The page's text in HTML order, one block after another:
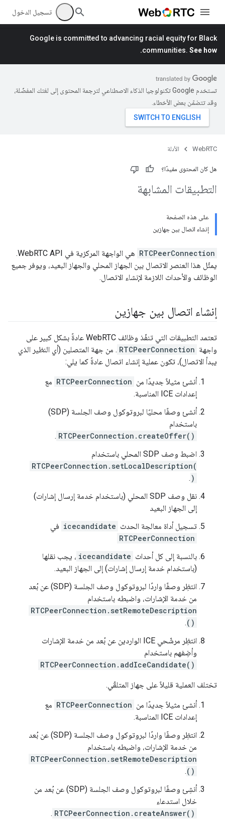
تسجيل الدخول
Google is committed to advancing racial equity for Black
communities. See how.
تستخدم Google تكنولوجيا الذكاء الاصطناعي لترجمة المحتوى إلى لغتك المفضّلة،
وقد تتضمّن بعض الأخطاء.
WebRTC الأدلة
هل كان المحتوى مفيدًا؟
التطبيقات المشابهة
على هذه الصفحة
إنشاء اتصال بين جهازين
RTCPeerConnection
هي الواجهة المركزية في WebRTC API.
يمثّل هذا العنصر الاتصال بين الجهاز المحلي والجهاز البعيد، ويوفر جميع
الوظائف والأحداث اللازمة لإنشاء الاتصال.
إنشاء اتصال بين جهازين
تعتمد التطبيقات التي تنفّذ وظائف WebRTC عادةً بشكل كبير على
واجهة RTCPeerConnection . من جهة المتصلين (أي النظير الذي
يبدأ الاتصال)، تكون عملية إنشاء اتصال عادةً كما يلي:
أنشئ مثيلاً جديدًا من RTCPeerConnection مع
إعدادات ICE المناسبة.
أنشئ وصفًا محليًا لبروتوكول وصف الجلسة (SDP)
باستخدام
RTCPeerConnection.createOffer()
.
اضبط وصف SDP المحلي باستخدام
RTCPeerConnection.setLocalDescription(
)
.
نقل وصف SDP المحلي (باستخدام خدمة إرسال إشارات)
إلى الجهاز البعيد
تسجيل أداة معالجة الحدث icecandidate في
RTCPeerConnection
بالنسبة إلى كل أحداث icecandidate ، يجب نقلها
(باستخدام خدمة إرسال إشارات) إلى الجهاز البعيد.
انتظِر وصفًا واردًا لبروتوكول وصف الجلسة (SDP) عن بُعد
من خدمة الإشارات، واضبطه باستخدام
RTCPeerConnection.setRemoteDescription
()
.
انتظِر مرشّحي ICE الواردين عن بُعد من خدمة الإشارات
وأضِفهم باستخدام
RTCPeerConnection.addIceCandidate()
تختلف العملية قليلاً على جهاز المتلقّي.
أنشئ مثيلاً جديدًا من RTCPeerConnection مع
إعدادات ICE المناسبة.
انتظِر وصفًا واردًا لبروتوكول وصف الجلسة (SDP) عن بُعد
من خدمة الإشارات، واضبطه باستخدام
RTCPeerConnection.setRemoteDescription
()
.
أنشِئ وصفًا لبروتوكول وصف الجلسة (SDP) عن بُعد من
خلال استدعاء
RTCPeerConnection.createAnswer()
.